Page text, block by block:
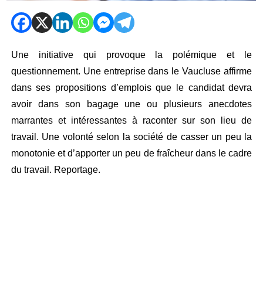
Une initiative qui provoque la polémique et le
questionnement. Une entreprise dans le Vaucluse affirme
dans ses propositions d’emplois que le candidat devra
avoir dans son bagage une ou plusieurs anecdotes
marrantes et intéressantes à raconter sur son lieu de
travail. Une volonté selon la société de casser un peu la
monotonie et d’apporter un peu de fraîcheur dans le cadre
du travail. Reportage.